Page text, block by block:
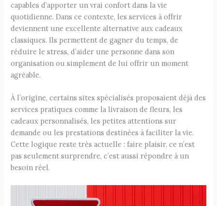
capables d’apporter un vrai confort dans la vie
quotidienne. Dans ce contexte, les services à offrir
deviennent une excellente alternative aux cadeaux
classiques. Ils permettent de gagner du temps, de
réduire le stress, d’aider une personne dans son
organisation ou simplement de lui offrir un moment
agréable.
À l’origine, certains sites spécialisés proposaient déjà des
services pratiques comme la livraison de fleurs, les
cadeaux personnalisés, les petites attentions sur
demande ou les prestations destinées à faciliter la vie.
Cette logique reste très actuelle : faire plaisir, ce n’est
pas seulement surprendre, c’est aussi répondre à un
besoin réel.